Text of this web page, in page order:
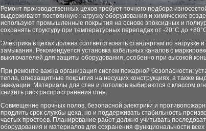
Ремонт производственных цехов требует точного подбора
выдерживают постоянную нагрузку оборудования и химические
используют промышленные покрытия на основе эпоксидных и
сохранять структуру при температурных перепадах от -20°C до
Электрика в цехах должна соответствовать стандартам по нагрузке
замыкания. Рекомендуется установка кабельных каналов с
выключателей для защиты оборудования, особенно при высокой
При ремонте важна организация систем пожарной безопасности:
тепла, огнезащитные покрытия на несущих конструкциях, а также
эвакуации. Материалы для стен и потолков выбираются с классом
снизить риск распространения огня.
Совмещение прочных полов, безопасной электрики и
продлить срок службы цеха, но и поддерживать стабильность
частых простоев. Планирование работ должно учитывать
оборудования и материалов для сохранения функциональности всех